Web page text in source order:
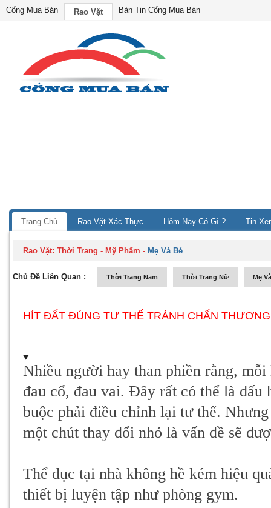
Cổng Mua Bán Rao Vặt Bản Tin Cổng Mua Bán
Trang Chủ Rao Vặt Xác Thực Hôm Nay Có Gì ? Tin
Rao Vặt:Thời Trang - Mỹ Phẩm - Mẹ Và Bé
Chủ Đề Liên Quan : Thời Trang Nam Thời Trang Nữ Mẹ
HÍT ĐẤT ĐÚNG TƯ THẾ TRÁNH CHẤN
Nhiều người hay than phiền rằng,
đau cổ, đau vai. Đây rất có thể là dấu
buộc phải điều chỉnh lại tư thế.
một chút thay đổi nhỏ là vấn đề sẽ
Thể dục tại nhà không hề kém hiệu
thiết bị luyện tập như phòng gym.